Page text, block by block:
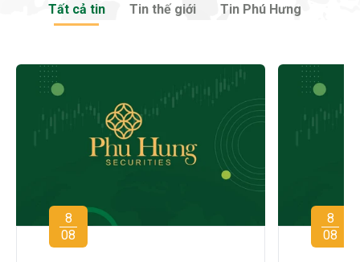
Tất cả tin Tin thế giới Tin Phú Hưng
8
08
8
08